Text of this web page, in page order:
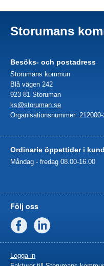
Storumans
Besöks- och postadress
Storumans kommun
Blå vägen 242
923 81 Storuman
ks@storuman.se
Organisationsnummer:
Ordinarie öppettider i
Måndag - fredag 08.00-16.00
Följ oss
Facebook
Logga in